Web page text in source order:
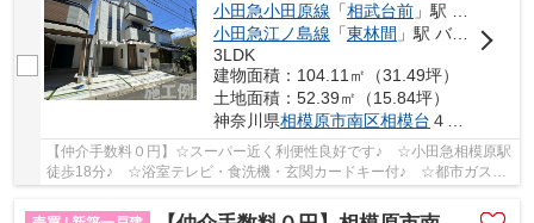
小田急小田原線 「相武台前」駅 バス1分 「団地東（相模原市）」 停歩2分
小田急江ノ島線 「東林間 」駅 バス7分 「相模台まちづくりセンター前」 停歩12分
3LDK
建物面積：104.11㎡（31.49坪）
土地面積：52.39㎡（15.84坪）
神奈川県相模原市南区相模台 ４丁目
【仲介手数料０円】☆スーパー近く利便性良好です♪ ☆小田急相模原駅
徒歩18分♪ ☆浴室テレビ・食洗機・玄関カードキー付♪ ☆都市ガス♪